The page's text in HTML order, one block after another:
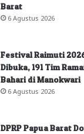
Barat
6 Agustus 2026
Festival Raimuti
Dibuka, 191 Tim
Bahari di Manokwari
6 Agustus 2026
DPRP Papua Barat